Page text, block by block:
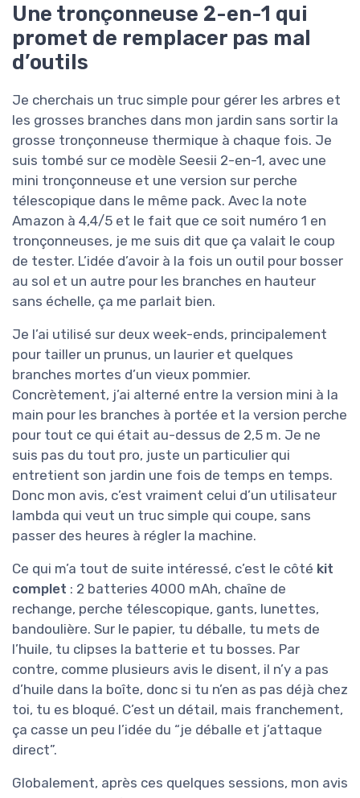
Une tronçonneuse 2-en-1 qui
promet de remplacer pas mal
d’outils
Je cherchais un truc simple pour gérer les arbres et
les grosses branches dans mon jardin sans sortir la
grosse tronçonneuse thermique à chaque fois. Je
suis tombé sur ce modèle Seesii 2-en-1, avec une
mini tronçonneuse et une version sur perche
télescopique dans le même pack. Avec la note
Amazon à 4,4/5 et le fait que ce soit numéro 1 en
tronçonneuses, je me suis dit que ça valait le coup
de tester. L’idée d’avoir à la fois un outil pour bosser
au sol et un autre pour les branches en hauteur
sans échelle, ça me parlait bien.
Je l’ai utilisé sur deux week-ends, principalement
pour tailler un prunus, un laurier et quelques
branches mortes d’un vieux pommier.
Concrètement, j’ai alterné entre la version mini à la
main pour les branches à portée et la version perche
pour tout ce qui était au-dessus de 2,5 m. Je ne
suis pas du tout pro, juste un particulier qui
entretient son jardin une fois de temps en temps.
Donc mon avis, c’est vraiment celui d’un utilisateur
lambda qui veut un truc simple qui coupe, sans
passer des heures à régler la machine.
Ce qui m’a tout de suite intéressé, c’est le côté kit
complet : 2 batteries 4000 mAh, chaîne de
rechange, perche télescopique, gants, lunettes,
bandoulière. Sur le papier, tu déballe, tu mets de
l’huile, tu clipses la batterie et tu bosses. Par
contre, comme plusieurs avis le disent, il n’y a pas
d’huile dans la boîte, donc si tu n’en as pas déjà chez
toi, tu es bloqué. C’est un détail, mais franchement,
ça casse un peu l’idée du “je déballe et j’attaque
direct”.
Globalement, après ces quelques sessions, mon avis